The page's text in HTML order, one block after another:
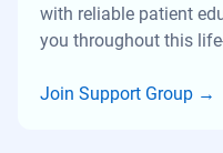
with reliable patient
you throughout this
Join Support Group →